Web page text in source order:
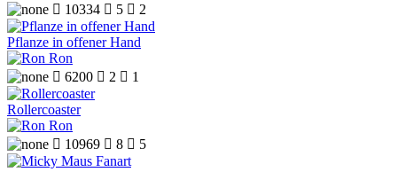
 10334  5  2
Pflanze in offener Hand
Ron
 6200  2  1
Rollercoaster
Ron
 10969  8  5